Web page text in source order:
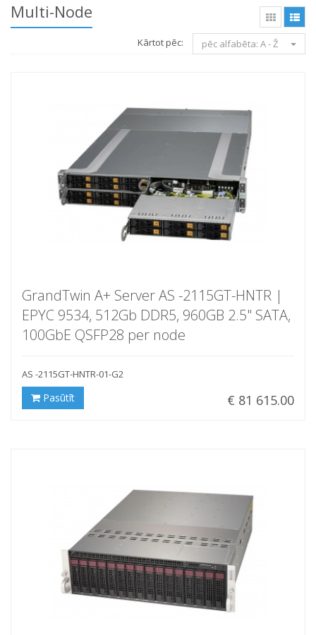
Multi-Node
Kārtot pēc: pēc alfabēta: A - Ž
GrandTwin A+ Server AS -2115GT-HNTR |
EPYC 9534, 512Gb DDR5, 960GB 2.5" SATA,
100GbE QSFP28 per node
AS -2115GT-HNTR-01-G2
€ 81 615.00
Pasūtīt